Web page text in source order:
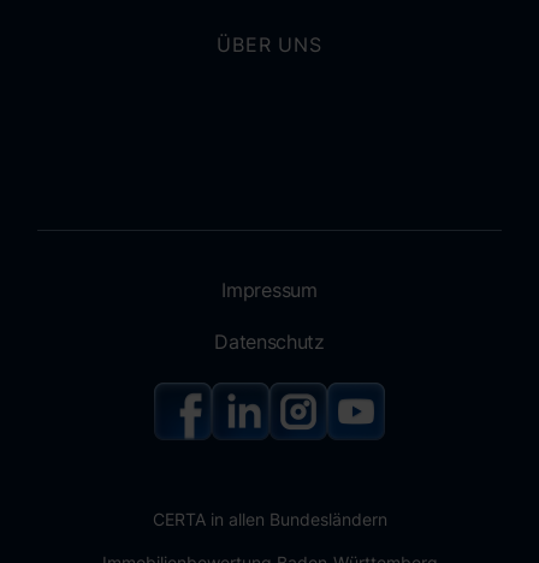
ÜBER UNS
Impressum
Datenschutz
CERTA in allen Bundesländern